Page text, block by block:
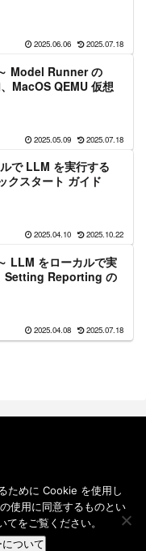
2025.06.06 2025.07.18
Model Runner の
MacOS QEMU 仮想
2025.05.09 2025.07.18
で LLM を実行する
クスタート ガイド
2025.04.10 2025.10.22
LLM をローカルで実
Setting Reporting の
2025.04.08 2025.07.18
ト ブログ.
ために Cookie を使用し
使用に同意するものとい
をご覧ください。
ついて